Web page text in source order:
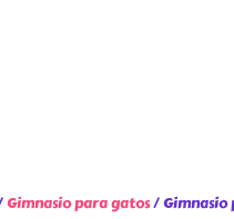
Gimnasio para gatos/ Gimnasio